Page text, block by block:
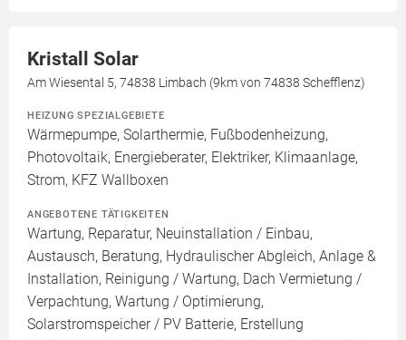
Kristall Solar
Am Wiesental 5, 74838 Limbach (9km von 74838 Schefflenz)
HEIZUNG SPEZIALGEBIETE
Wärmepumpe, Solarthermie, Fußbodenheizung,
Photovoltaik, Energieberater, Elektriker, Klimaanlage,
Strom, KFZ Wallboxen
ANGEBOTENE TÄTIGKEITEN
Wartung, Reparatur, Neuinstallation / Einbau,
Austausch, Beratung, Hydraulischer Abgleich, Anlage &
Installation, Reinigung / Wartung, Dach Vermietung /
Verpachtung, Wartung / Optimierung,
Solarstromspeicher / PV Batterie, Erstellung